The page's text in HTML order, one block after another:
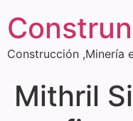
Construcción ,Minería
Mithril